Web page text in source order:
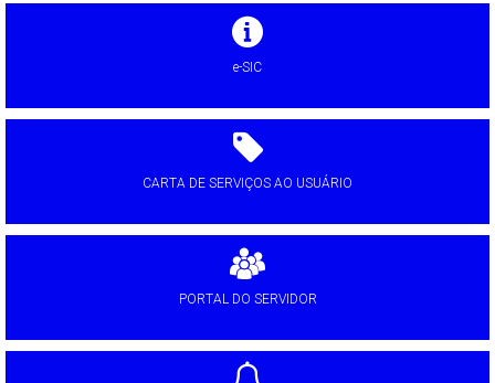
e-SIC
CARTA DE SERVIÇOS AO USUÁRIO
PORTAL DO SERVIDOR